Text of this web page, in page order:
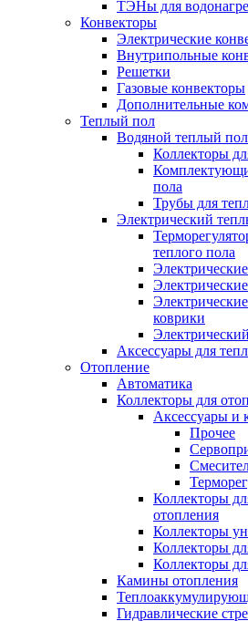
ТЭНы для
Конвекторы
Электрические
Внутрипольные
Решетки
Газовые конвекторы
Дополнительные
Теплый пол
Водяной теплый пол
Коллекторы
пола
Трубы для
Электрический
теплого пола
коврики
Аксессуары для
Отопление
Автоматика
Коллекторы для
Аксессуары и
Прочее
Коллекторы
отопления
Коллекторы
Коллекторы
Коллекторы
Камины отопления
Гидравлические